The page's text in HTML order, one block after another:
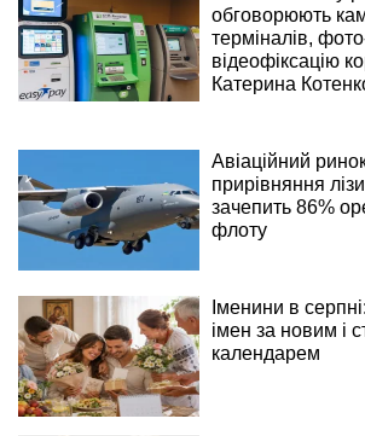
обговорюють
терміналів,
відеофіксацію
Катерина
Авіаційний
прирівняння
зачепить 86%
флоту
Іменини в
імен за новим і
календарем